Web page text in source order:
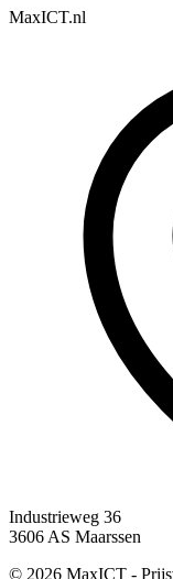
MaxICT.nl
Industrieweg 36
3606 AS Maarssen
© 2026 MaxICT -